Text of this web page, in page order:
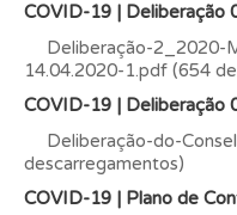
COVID-19 | Deliberação
Deliberação-2_2020-
14.04.2020-1.pdf (654
COVID-19 | Deliberação
Deliberação-do-
descarregamentos)
COVID-19 | Plano de